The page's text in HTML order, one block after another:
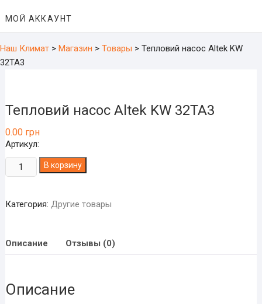
МОЙ АККАУНТ
Наш Климат > Магазин > Товары > Тепловий насос Altek KW
32TA3
Тепловий насос Altek KW 32TA3
0.00 грн
Артикул:
Количество
товара
насос
32TA3
В корзину
Категория: Другие товары
Описание Отзывы (0)
Описание